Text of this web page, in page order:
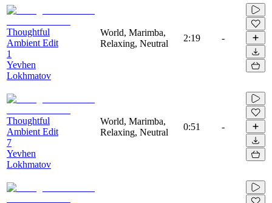
Thoughtful
Ambient Edit
1
Yevhen
Lokhmatov
World, Marimba,
Relaxing, Neutral
2:19 -
Thoughtful
Ambient Edit
7
Yevhen
Lokhmatov
World, Marimba,
Relaxing, Neutral
0:51 -